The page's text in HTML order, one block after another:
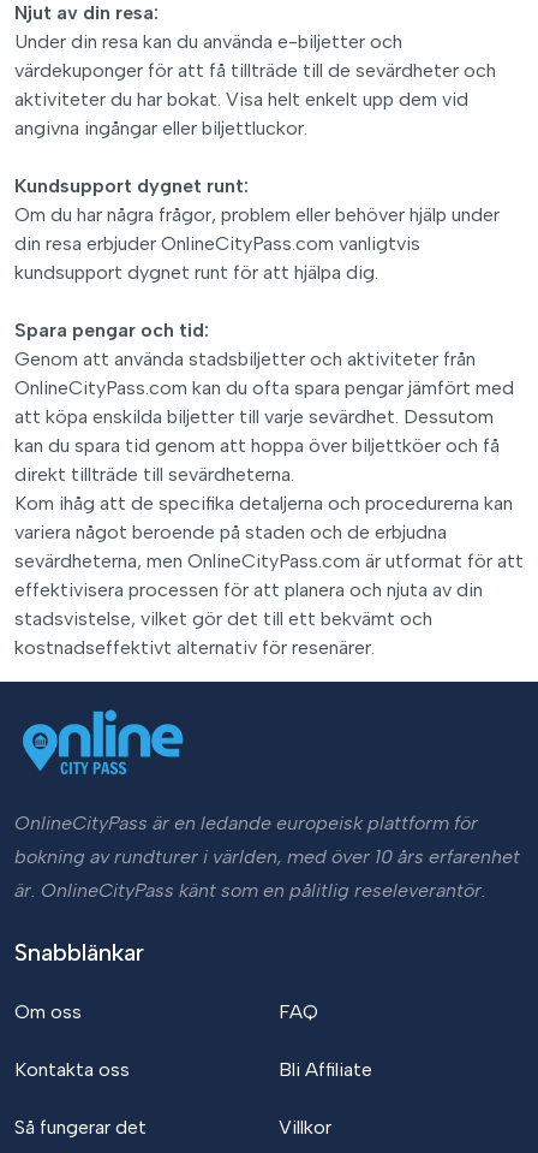
Njut av din resa:
Under din resa kan du använda e-biljetter och
värdekuponger för att få tillträde till de sevärdheter och
aktiviteter du har bokat. Visa helt enkelt upp dem vid
angivna ingångar eller biljettluckor.
Kundsupport dygnet runt:
Om du har några frågor, problem eller behöver hjälp under
din resa erbjuder OnlineCityPass.com vanligtvis
kundsupport dygnet runt för att hjälpa dig.
Spara pengar och tid:
Genom att använda stadsbiljetter och aktiviteter från
OnlineCityPass.com kan du ofta spara pengar jämfört med
att köpa enskilda biljetter till varje sevärdhet. Dessutom
kan du spara tid genom att hoppa över biljettköer och få
direkt tillträde till sevärdheterna.
Kom ihåg att de specifika detaljerna och procedurerna kan
variera något beroende på staden och de erbjudna
sevärdheterna, men OnlineCityPass.com är utformat för att
effektivisera processen för att planera och njuta av din
stadsvistelse, vilket gör det till ett bekvämt och
kostnadseffektivt alternativ för resenärer.
OnlineCityPass är en ledande europeisk plattform för
bokning av rundturer i världen, med över 10 års erfarenhet
är. OnlineCityPass känt som en pålitlig reseleverantör.
Snabblänkar
Om oss
Kontakta oss
Så fungerar det
FAQ
Bli Affiliate
Villkor